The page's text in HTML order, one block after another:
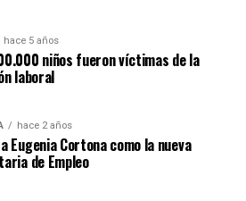
hace 5 años
niños fueron víctimas de la
laboral
hace 2 años
Eugenia Cortona como la nueva
de Empleo